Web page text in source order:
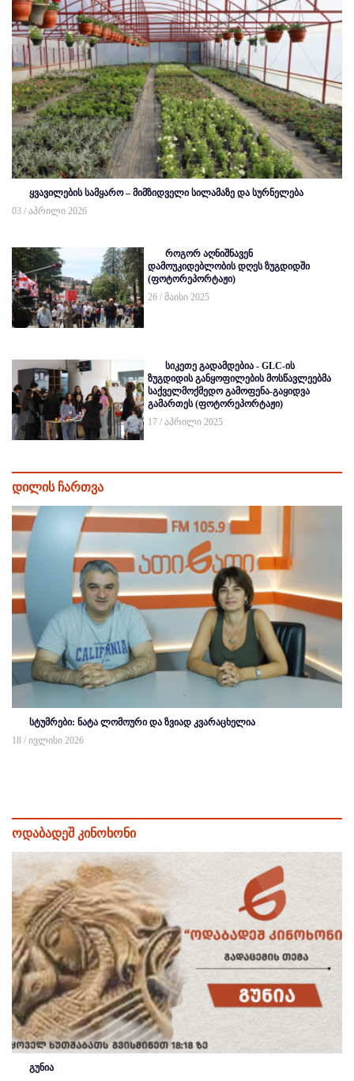
ყვავილების სამყარო – მიმზიდველი სილამაზე და სურნელება
03 / აპრილი 2026
როგორ აღნიშნავენ
დამოუკიდებლობის დღეს ზუგდიდში
(ფოტორეპორტაჟი)
26 / მაისი 2025
სიკეთე გადამდებია - GLC-ის
ზუგდიდის განყოფილების მოსწავლეებმა
საქველმოქმედო გამოფენა-გაყიდვა
გამართეს (ფოტორეპორტაჟი)
17 / აპრილი 2025
დილის ჩართვა
სტუმრები: ნატა ლომოური და ზვიად კვარაცხელია
18 / ივლისი 2026
ოდაბადეშ კინოხონი
გუნია